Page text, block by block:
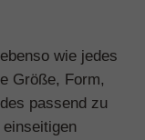
wie jedes
Größe, Form,
passend zu